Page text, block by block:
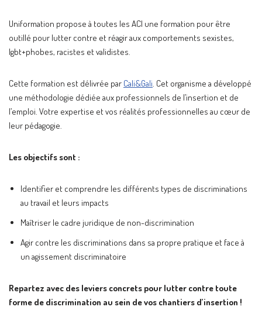
Uniformation propose à toutes les ACI une formation pour être
outillé pour lutter contre et réagir aux comportements sexistes,
lgbt+phobes, racistes et validistes.
Cette formation est délivrée par Cali&Gali . Cet organisme a développé
une méthodologie dédiée aux professionnels de l’insertion et de
l’emploi. Votre expertise et vos réalités professionnelles au cœur de
leur pédagogie.
Les objectifs sont :
Identifier et comprendre les différents types de discriminations
au travail et leurs impacts
Maîtriser le cadre juridique de non-discrimination
Agir contre les discriminations dans sa propre pratique et face à
un agissement discriminatoire
Repartez avec des leviers concrets pour lutter contre toute
forme de discrimination au sein de vos chantiers d’insertion !